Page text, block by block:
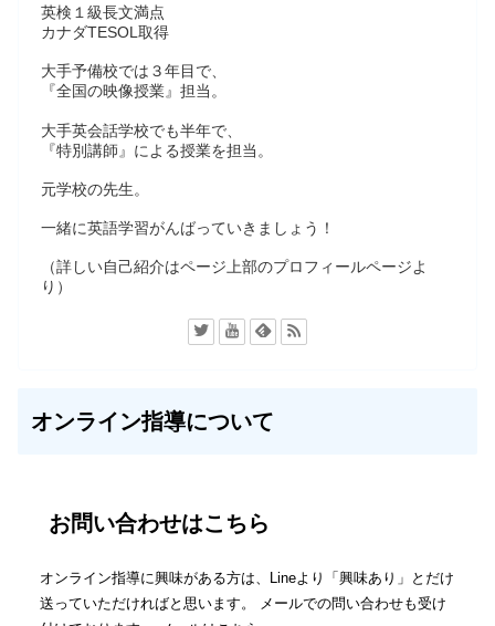
英検１級長文満点
カナダTESOL取得
大手予備校では３年目で、
『全国の映像授業』担当。
大手英会話学校でも半年で、
『特別講師』による授業を担当。
元学校の先生。
一緒に英語学習がんばっていきましょう！
（詳しい自己紹介はページ上部のプロフィールページよ
り）
オンライン指導について
お問い合わせはこちら
オンライン指導に興味がある方は、Lineより「興味あり」とだけ
送っていただければと思います。 メールでの問い合わせも受け